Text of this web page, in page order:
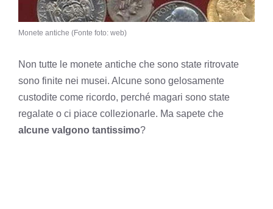
Monete antiche (Fonte foto: web)
Non tutte le monete antiche che sono state ritrovate
sono finite nei musei. Alcune sono gelosamente
custodite come ricordo, perché magari sono state
regalate o ci piace collezionarle. Ma sapete che
alcune valgono tantissimo?